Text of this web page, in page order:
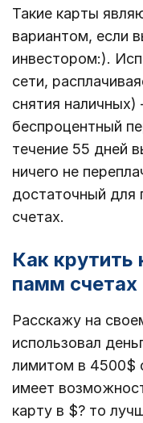
Такие карты
вариантом, если
инвестором:).
сети,
снятия
беспроцентный
течение 55 дней
ничего не
достаточный для
счетах.
Как крутить
памм счетах
Расскажу на
использовал
лимитом в 4500$
имеет
карту в $? то